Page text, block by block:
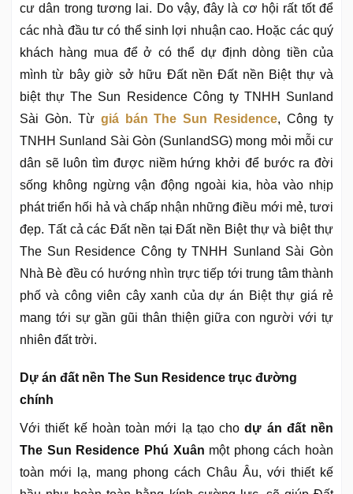
cư dân trong tương lai. Do vậy, đây là cơ hội rất tốt để
các nhà đầu tư có thể sinh lợi nhuận cao. Hoặc các quý
khách hàng mua để ở có thể dự định dòng tiền của
mình từ bây giờ sở hữu Đất nền Đất nền Biệt thự và
biệt thự The Sun Residence Công ty TNHH Sunland
Sài Gòn. Từ giá bán The Sun Residence, Công ty
TNHH Sunland Sài Gòn (SunlandSG) mong mỏi mỗi cư
dân sẽ luôn tìm được niềm hứng khởi để bước ra đời
sống không ngừng vận động ngoài kia, hòa vào nhịp
phát triển hối hả và chấp nhận những điều mới mẻ, tươi
đẹp. Tất cả các Đất nền tại Đất nền Biệt thự và biệt thự
The Sun Residence Công ty TNHH Sunland Sài Gòn
Nhà Bè đều có hướng nhìn trực tiếp tới trung tâm thành
phố và công viên cây xanh của dự án Biệt thự giá rẻ
mang tới sự gần gũi thân thiện giữa con người với tự
nhiên đất trời.
Dự án đất nền The Sun Residence trục đường
chính
Với thiết kế hoàn toàn mới lạ tạo chodự án đất nền
The Sun Residence Phú Xuân một phong cách hoàn
toàn mới lạ, mang phong cách Châu Âu, với thiết kế